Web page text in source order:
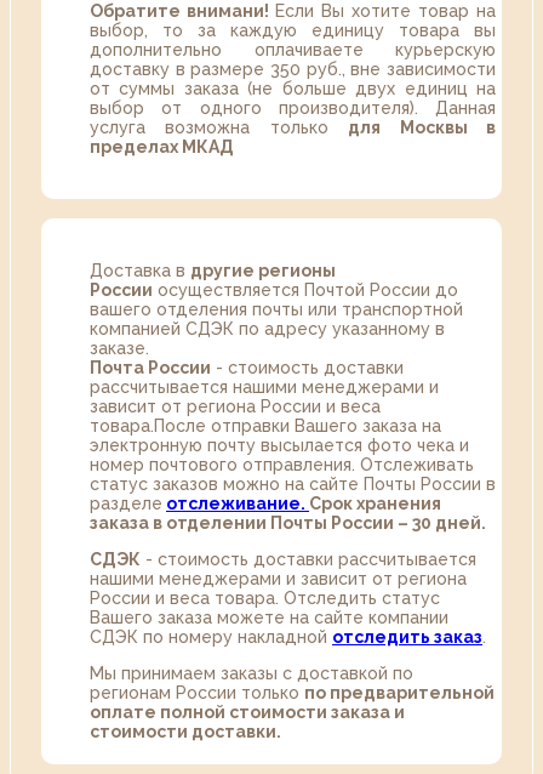
Обратите внимани! Если Вы хотите товар на
выбор, то за каждую единицу товара вы
дополнительно оплачиваете курьерскую
доставку в размере 350 руб., вне зависимости
от суммы заказа (не больше двух единиц на
выбор от одного производителя). Данная
услуга возможна только для Москвы в
пределах МКАД
Доставка в другие регионы
России осуществляется Почтой России до
вашего отделения почты или транспортной
компанией СДЭК по адресу указанному в
заказе.
Почта России - стоимость доставки
рассчитывается нашими менеджерами и
зависит от региона России и веса
товара.После отправки Вашего заказа на
электронную почту высылается фото чека и
номер почтового отправления. Отслеживать
статус заказов можно на сайте Почты России в
разделе oтслеживание. Срок хранения
заказа в отделении Почты России – 30 дней.
СДЭК - стоимость доставки рассчитывается
нашими менеджерами и зависит от региона
России и веса товара. Отследить статус
Вашего заказа можете на сайте компании
СДЭК по номеру накладной отследить заказ
Мы принимаем заказы с доставкой по
регионам России только по предварительной
оплате полной стоимости заказа и
стоимости доставки.